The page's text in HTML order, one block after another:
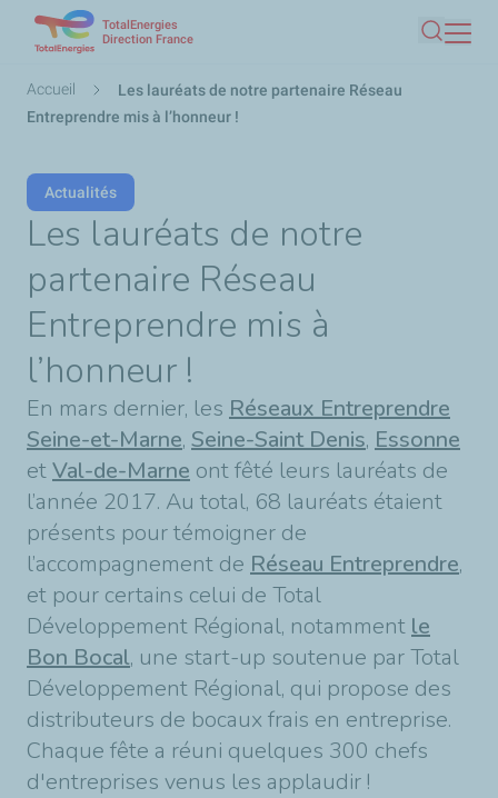
contenu
TotalEnergies
Direction France
Fil
d'Ariane
Accueil
Les lauréats de notre partenaire Réseau
Entreprendre mis à l’honneur !
Actualités
Les lauréats de notre
partenaire Réseau
Entreprendre mis à
l’honneur !
En mars dernier, les Réseaux Entreprendre
Seine-et-Marne, Seine-Saint Denis, Essonne
etVal-de-Marne ont fêté leurs lauréats de
l’année 2017. Au total, 68 lauréats étaient
présents pour témoigner de
l’accompagnement de Réseau Entreprendre,
et pour certains celui de Total
Développement Régional, notamment le
Bon Bocal, une start-up soutenue par Total
Développement Régional, qui propose des
distributeurs de bocaux frais en entreprise.
Chaque fête a réuni quelques 300 chefs
d'entreprises venus les applaudir !